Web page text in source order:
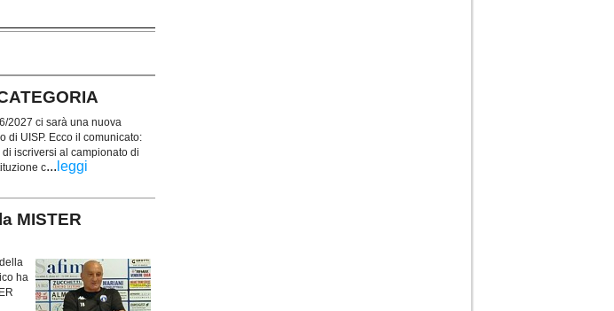
2027 ci sarà una nuova
di UISP. Ecco il comunicato:
iscriversi al campionato di
c... leggi
MISTER
ha